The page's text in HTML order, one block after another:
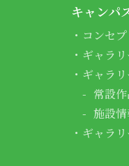
キャンパ
コンセプ
ギャラ
ギャラ
常設
施設
ギャラ